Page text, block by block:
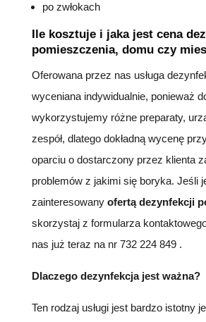
po zwłokach
Ile kosztuje i jaka jest cena
pomieszczenia, domu czy
Oferowana przez nas usługa
wyceniana indywidualnie, ponieważ
wykorzystujemy różne preparaty,
zespół, dlatego dokładną wycenę
oparciu o dostarczony przez klienta
problemów z jakimi się boryka. Jeśli
zainteresowany ofertą dezynfekcji
skorzystaj z formularza
nas już teraz na nr 732 224 849 .
Dlaczego dezynfekcja jest ważna?
Ten rodzaj usługi jest bardzo istotny